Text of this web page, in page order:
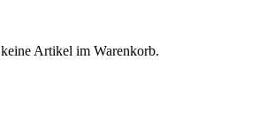
Artikel im Warenkorb.